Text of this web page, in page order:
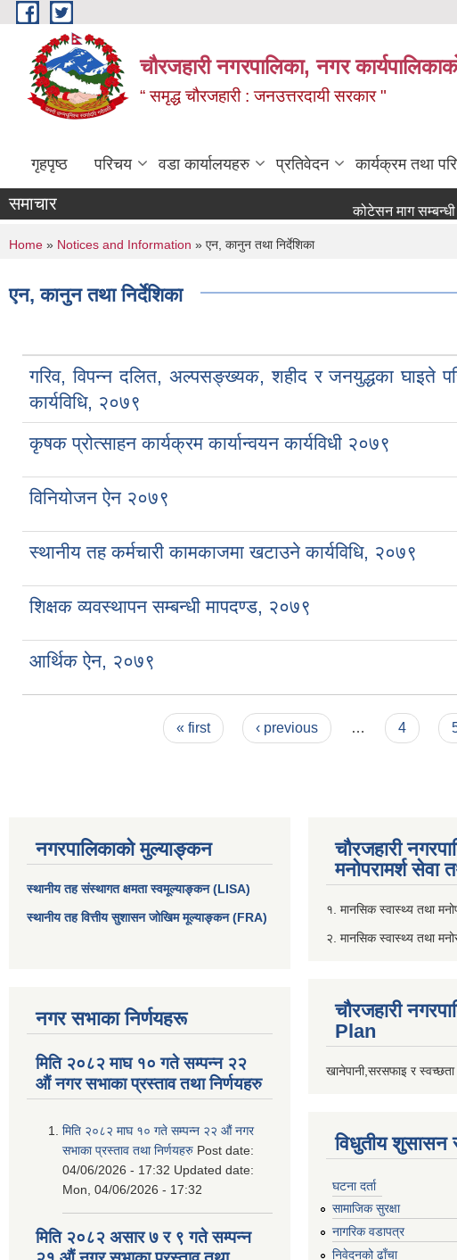
Skip to main content
चौरजहारी नगरपालिका, नगर
“ समृद्ध चौरजहारी : जनउत्तरदायी सरकार "
गृहपृष्ठ परिचय वडा कार्यालयहरु प्रतिवेदन कार्यक्रम तथा
समाचार कोटेसन माग सम्बन्धी सूचना !
You are here
Home » Notices and Information » एन, कानुन तथा निर्देशिका
एन, कानुन तथा निर्देशिका
गरिव, विपन्न दलित, अल्पसङ्ख्यक, शहीद र जनयुद्धका घाइते
कार्यविधि, २०७९
कृषक प्रोत्साहन कार्यक्रम कार्यान्वयन कार्यविधी २०७९
विनियोजन ऐन २०७९
स्थानीय तह कर्मचारी कामकाजमा खटाउने कार्यविधि, २०७९
शिक्षक व्यवस्थापन सम्बन्धी मापदण्ड, २०७९
आर्थिक ऐन, २०७९
« first ‹ previous … 4
नगरपालिकाको मुल्याङ्कन
स्थानीय तह संस्थागत क्षमता स्वमूल्याङ्कन (LISA)
स्थानीय तह वित्तीय सुशासन जोखिम मूल्याङ्कन (FRA)
नगर सभाका निर्णयहरू
मिति २०८२ माघ १० गते सम्पन्न २२
औं नगर सभाका प्रस्ताव तथा निर्णयहरु
मिति २०८२ माघ १० गते सम्पन्न २२ औं नगर
सभाका प्रस्ताव तथा निर्णयहरु Post date:
04/06/2026 - 17:32 Updated date:
Mon, 04/06/2026 - 17:32
मिति २०८२ असार ७ र ९ गते सम्पन्न
चौरजहारी
मनोपरामर्श सेवा
१. मानसिक स्वास्थ्य तथा
२. मानसिक स्वास्थ्य तथा
चौरजहारी
Plan
खानेपानी,सरसफाइ र
विधुतीय शुसासन
घटना दर्ता
सामाजिक सुरक्षा
नागरिक वडापत्र
निवेदनको ढाँचा